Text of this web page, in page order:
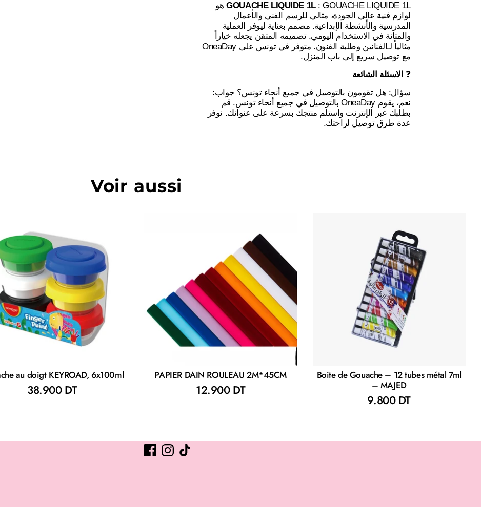
GOUACHE LIQUIDE 1L: GOUACHE LIQUIDE 1L هو
لوازم فنية عالي الجودة، مثالي للرسم الفني والأعمال
المدرسية والأنشطة الإبداعية. مصمم بعناية ليوفر العملية
والمتانة في الاستخدام اليومي. تصميمه المتقن يجعله خياراً
مثالياً لـالفنانين وطلبة الفنون. متوفر في تونس على OneaDay
مع توصيل سريع إلى باب المنزل.
❓ الاسئلة الشائعة
سؤال: هل تقومون بالتوصيل في جميع أنحاء تونس؟ جواب:
نعم، يقوم OneaDay بالتوصيل في جميع أنحاء تونس. قم
بطلبك عبر الإنترنت واستلم منتجك بسرعة على عنوانك. نوفر
عدة طرق توصيل لراحتك.
Voir aussi
au doigt KEYROAD, 6x100ml
38.900 DT
PAPIER DAIN ROULEAU 2M*45CM
12.900 DT
Boite de Gouache – 12 tubes métal 7ml
– MAJED
9.800 DT